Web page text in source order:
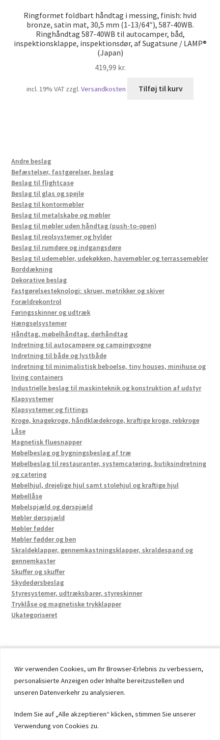
Wir verwenden Cookies, um Ihr Browser-Erlebnis zu verbessern,
personalisierte Anzeigen oder Inhalte bereitzustellen und
unseren Datenverkehr zu analysieren.
Indem Sie auf „Alle akzeptieren“ klicken, stimmen Sie unserer
Verwendung von Cookies zu.
Ringformet foldbart håndtag i messing, finish: hvid
bronze, satin mat, 30,5 mm (1-13/64″), 587-40WB.
Ringhåndtag 587-40WB til autocamper, båd,
inspektionsklappe, inspektionsdør, af Sugatsune / LAMP®
(Japan)
419,99 kr.
incl. 19% VAT zzgl. Versandkosten Tilføj til kurv
Andre beslag
Befæstelser, fastgørelser, beslag
Beslag til flightcase
Beslag til glas og spejle
Beslag til kontormøbler
Beslag til metalskabe og møbler
Beslag til møbler uden håndtag (push-to-open)
Beslag til reolsystemer og hylder
Beslag til rumdøre og indgangsdøre
Beslag til udemøbler, udekøkken, havemøbler og terrassemøbler
Borddækning
Dekorative beslag
Fastgørelsesteknologi: skruer, møtrikker og skiver
Forældrekontrol
Føringsskinner og udtræk
Hængselsystemer
Håndtag, møbelhåndtag, dørhåndtag
Indretning til autocampere og campingvogne
Indretning til både og lystbåde
Indretning til minimalistisk beboelse, tiny houses, minihuse og
living containers
Industrielle beslag til maskinteknik og konstruktion af udstyr
Klapsystemer
Klapsystemer og fittings
Kroge, knagekroge, håndklædekroge, kraftige kroge, rebkroge
Låse
Magnetisk fluesnapper
Møbelbeslag og bygningsbeslag af træ
Møbelbeslag til restauranter, systemcatering, butiksindretning
og catering
Møbelhjul, drejelige hjul samt stolehjul og kraftige hjul
Møbellåse
Møbelspjæld og dørspjæld
Møbler dørspjæld
Møbler fødder
Møbler fødder og ben
Skraldeklapper, gennemkastningsklapper, skraldespand og
gennemkaster
Skuffer og skuffer
Skydedørsbeslag
Styresystemer, udtræksbarer, styreskinner
Tryklåse og magnetiske trykklapper
Ukategoriseret
© 2026 by UMAXO Germany, member of the ERUON Group.
High quality Fittings, mechanical Components and
Fasteners